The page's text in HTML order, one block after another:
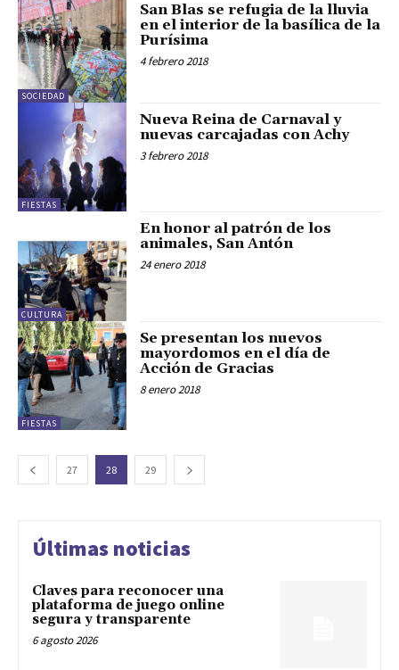
SOCIEDAD
San Blas se refugia de la lluvia
en el interior de la basílica de la
Purísima
4 febrero 2018
FIESTAS
Nueva Reina de Carnaval y
nuevas carcajadas con Achy
3 febrero 2018
CULTURA
En honor al patrón de los
animales, San Antón
24 enero 2018
FIESTAS
Se presentan los nuevos
mayordomos en el día de
Acción de Gracias
8 enero 2018
27 28 29
Últimas noticias
Claves para reconocer una
plataforma de juego online
segura y transparente
6 agosto 2026